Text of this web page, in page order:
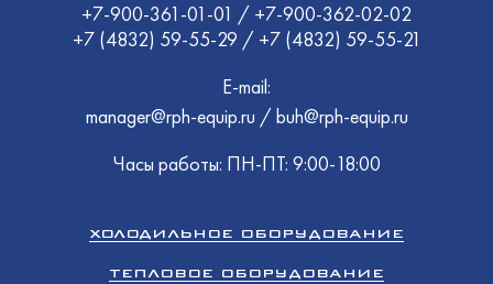
+7-900-361-01-01 / +7-900-362-02-02
+7 (4832) 59-55-29 / +7 (4832) 59-55-21
E-mail:
manager@rph-equip.ru / buh@rph-equip.ru
Часы работы: ПН-ПТ: 9:00-18:00
ХОЛОДИЛЬНОЕ ОБОРУДОВАНИЕ
ТЕПЛОВОЕ ОБОРУДОВАНИЕ